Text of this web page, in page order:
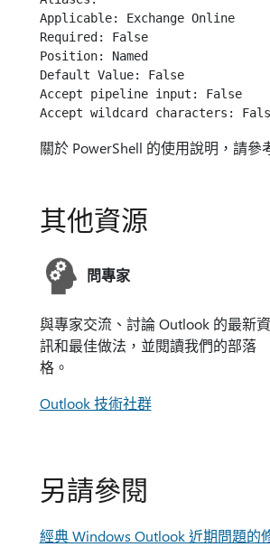
Applicable: Exchange Online
Required: False
Position: Named
Default Value: False
Accept pipeline input: False
關於 PowerShell 的使用說明，請參
其他資源
問專家
與專家交流、討論 Outlook 的最新資
訊和最佳做法，並閱讀我們的部落
格。
Outlook 技術社群
另請參閱
經典 Windows Outlook 近期問題的